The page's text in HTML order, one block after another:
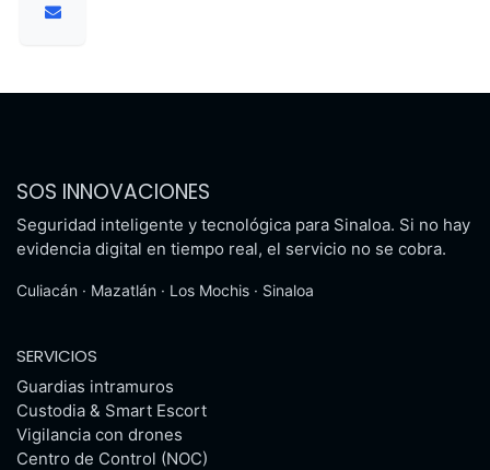
SOS INNOVACIONES
Seguridad inteligente y tecnológica para Sinaloa. Si no hay
evidencia digital en tiempo real, el servicio no se cobra.
Culiacán · Mazatlán · Los Mochis · Sinaloa
SERVICIOS
Guardias intramuros
Custodia & Smart Escort
Vigilancia con drones
Centro de Control (NOC)